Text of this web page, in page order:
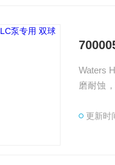
Waters
磨耐蚀
更新时